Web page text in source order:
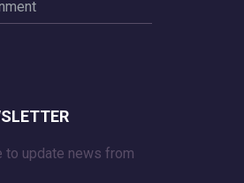
to update news from